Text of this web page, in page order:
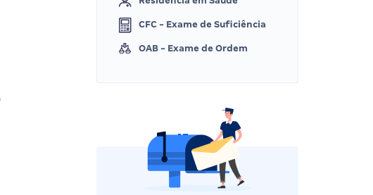
CFC - Exame de Suficiência
OAB - Exame de Ordem